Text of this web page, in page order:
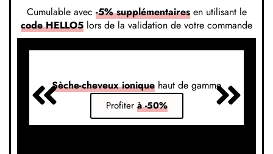
Cumulable avec -5% supplémentairesen utilisant le
code HELLO5 lors de la validation de votre commande
Sèche-cheveux ionique haut de gamme
Profiter à -50%